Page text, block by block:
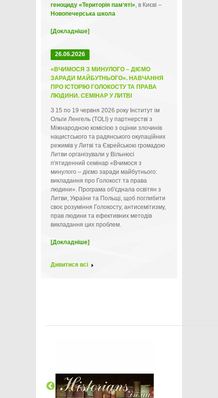
геноциду «Територія памʼяті», в Києві –
Новопечерська школа
[Докладніше]
26.06.2026
«ВЧИМОСЯ З МИНУЛОГО – ДІЄМО
ЗАРАДИ МАЙБУТНЬОГО». НАВЧАННЯ
ПРО ІСТОРІЮ ГОЛОКОСТУ ТА ПРАВА
ЛЮДИНИ. СЕМІНАР У ЛИТВІ
З 15 по 19 червня 2026 року Інститут ім
Ольги Ленгель (TOLI) у партнерстві з
Міжнародною комісією з оцінки злочинів
нацистського та радянського окупаційних
режимів у Литві та Єврейською громадою
Литви організували у Вільнюсі
п'ятиденний семінар «Вчимося з
минулого – діємо заради майбутнього:
викладання про Голокост та права
людини». Програма об'єднала освітян з
Литви, України та Польщі, щоб поглибити
своє розуміння Голокосту, антисемітизму,
прав людини та ефективних методів
викладання цих проблем.
[Докладніше]
Дивитися всі